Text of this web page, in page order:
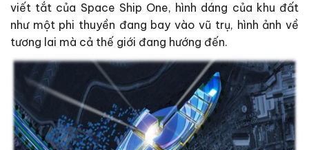
viết tắt của Space Ship One, hình dáng của khu đất
như một phi thuyền đang bay vào vũ trụ, hình ảnh về
tương lai mà cả thế giới đang hướng đến.